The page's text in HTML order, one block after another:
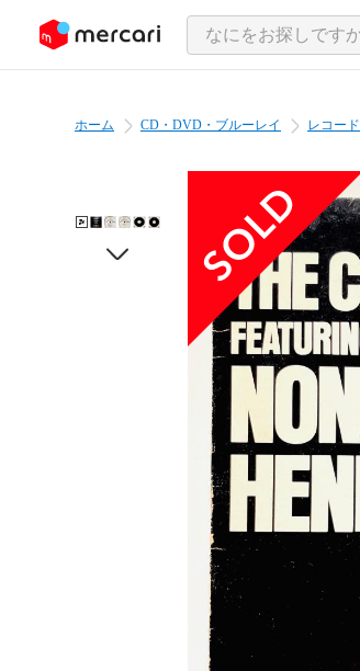
ツにスキップ
ホーム CD・DVD・ブルーレイ レコード